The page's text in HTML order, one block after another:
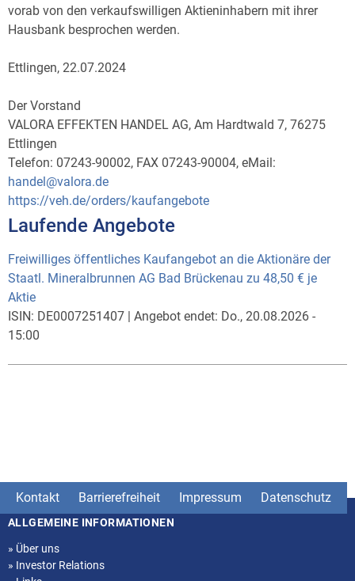
vorab von den verkaufswilligen Aktieninhabern mit ihrer
Hausbank besprochen werden.
Ettlingen, 22.07.2024
Der Vorstand
VALORA EFFEKTEN HANDEL AG, Am Hardtwald 7, 76275
Ettlingen
Telefon: 07243-90002, FAX 07243-90004, eMail:
handel@valora.de
https://veh.de/orders/kaufangebote
Laufende Angebote
Freiwilliges öffentliches Kaufangebot an die Aktionäre der
Staatl. Mineralbrunnen AG Bad Brückenau zu 48,50 € je
Aktie
ISIN: DE0007251407 | Angebot endet: Do., 20.08.2026 -
15:00
Kontakt Barrierefreiheit Impressum Datenschutz
Seitenstruktur
ALLGEMEINE INFORMATIONEN
» Über uns
» Investor Relations